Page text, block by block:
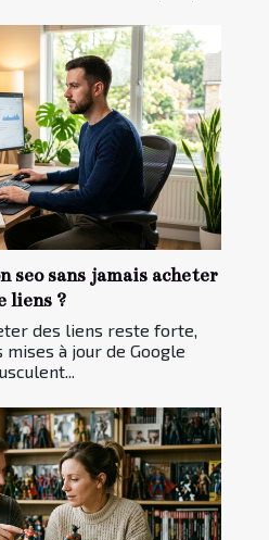
seo sans jamais acheter
liens ?
des liens reste forte,
à jour de Google